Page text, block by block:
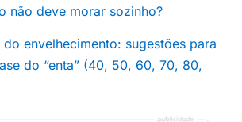
não deve morar sozinho?
do envelhecimento: sugestões para
do “enta” (40, 50, 60, 70, 80,